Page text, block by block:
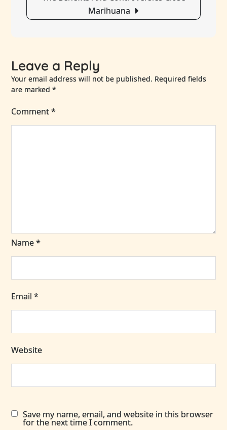
Marihuana
Leave a Reply
Your email address will not be published. Required fields
are marked*
Comment*
Name*
Email*
Website
Save my name, email, and website in this browser
for the next time I comment.